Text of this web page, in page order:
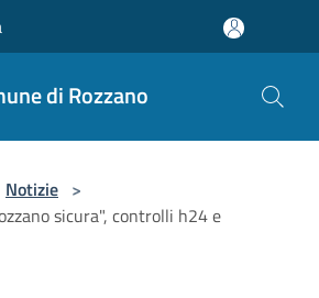
di Rozzano
Notizie >
sicura", controlli h24 e